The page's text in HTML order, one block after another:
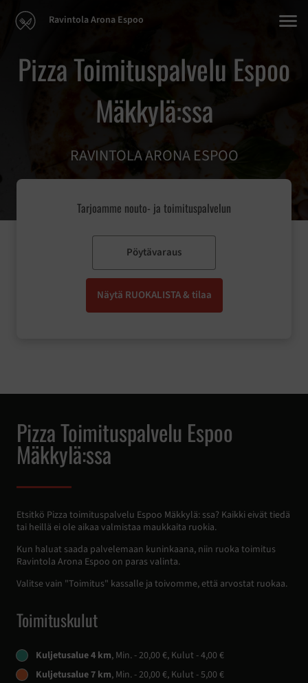
Ravintola Arona Espoo
Pizza Toimituspalvelu Espoo
Mäkkylä:ssa
RAVINTOLA ARONA ESPOO
Tarjoamme nouto- ja toimituspalvelun
Pöytävaraus
Näytä RUOKALISTA & tilaa
Pizza Toimituspalvelu Espoo
Mäkkylä:ssa
Etsitkö Pizza toimituspalvelu Espoo Mäkkylä: ssa? Kaikki eivät tiedä
tai heillä ei ole aikaa valmistaa maukkaita ruokia.
Kun haluat saada palvelemaan kuninkaana, niin ruoka toimitus
Ravintola Arona Espoo on paras valinta.
Valitse vain "Toimitus" kassalle ja toivomme, että arvostat ruokaa.
Toimituskulut
Kuljetusalue 4 km, Min. - 20,00 €, Kulut - 4,00 €
Kuljetusalue 7 km, Min. - 20,00 €, Kulut - 5,00 €